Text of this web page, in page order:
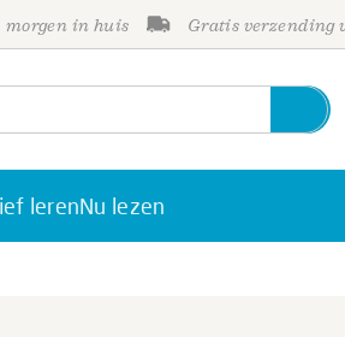
morgen in huis Gratis verzending
lerenNu lezen